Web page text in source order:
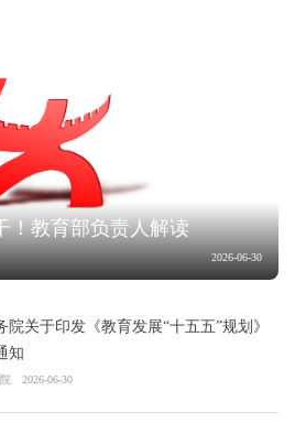
！教育部负责人解读
2026-06-30
院关于印发《教育发展“十五五”规划》
知
2026-06-30